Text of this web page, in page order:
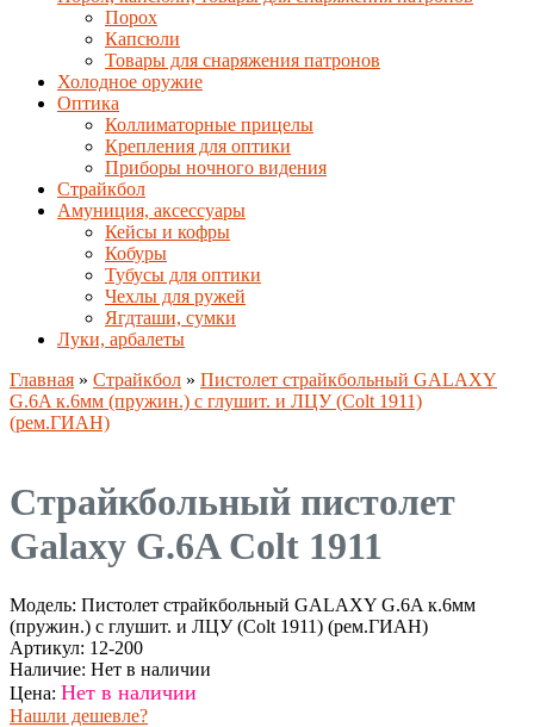
Порох
Капсюли
Товары для снаряжения патронов
Холодное оружие
Оптика
Коллиматорные прицелы
Крепления для оптики
Приборы ночного видения
Страйкбол
Амуниция, аксессуары
Кейсы и кофры
Кобуры
Тубусы для оптики
Чехлы для ружей
Ягдташи, сумки
Луки, арбалеты
Главная » Страйкбол » Пистолет страйкбольный GALAXY
G.6A к.6мм (пружин.) с глушит. и ЛЦУ (Colt 1911)
(рем.ГИАН)
Страйкбольный пистолет
Galaxy G.6A Colt 1911
Модель: Пистолет страйкбольный GALAXY G.6A к.6мм
(пружин.) с глушит. и ЛЦУ (Colt 1911) (рем.ГИАН)
Артикул: 12-200
Наличие: Нет в наличии
Цена: Нет в наличии
Нашли дешевле?